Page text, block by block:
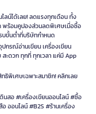
ลน์ได้เลย! ลดแรงทุกเดือน ทั้ง
พร้อมคูปองส่วนลดพิเศษเมื่อซื้อ
บขั้นต่ำที่บริษัทกำหนด
ปกรณ์อ่านเขียน เครื่องเขียน
ะดวก ทุกที่ ทุกเวลา แค่มี App
ธิพิเศษเฉพาะสมาชิก! คลิกเลย
นสอ #เครื่องเขียนออนไลน์ #ซื้อ
ออนไลน์ #B2S #ร้านเครื่อง